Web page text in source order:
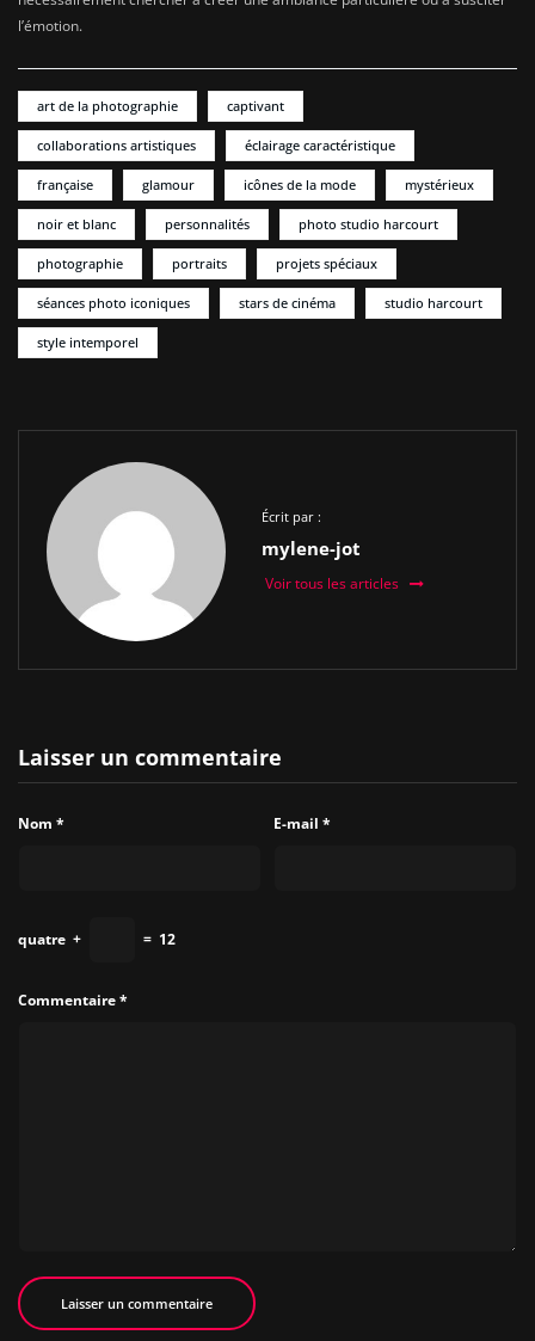
l’émotion.
art de la photographie captivant
collaborations artistiques éclairage caractéristique
française glamour icônes de la mode mystérieux
noir et blanc personnalités photo studio harcourt
photographie portraits projets spéciaux
séances photo iconiques stars de cinéma studio harcourt
style intemporel
Écrit par :
mylene-jot
Voir tous les articles
Laisser un commentaire
Nom * E-mail *
quatre + = 12
Commentaire*